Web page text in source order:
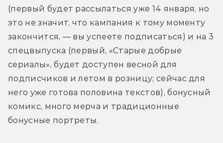
(первый будет рассылаться уже 14 января, но
это не значит, что кампания к тому моменту
закончится, — вы успеете подписаться) и на 3
спецвыпуска (первый, «Старые добрые
сериалы», будет доступен весной для
подписчиков и летом в розницу; сейчас для
него уже готова половина текстов), бонусный
комикс, много мерча и традиционные
бонусные портреты.